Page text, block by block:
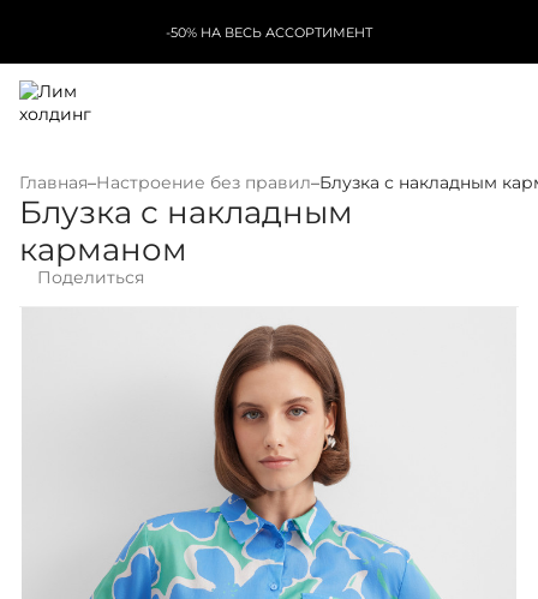
-50% НА ВЕСЬ АССОРТИМЕНТ
Главная–Настроение без правил–Блузка с накладным
Блузка с накладным
карманом
Поделиться